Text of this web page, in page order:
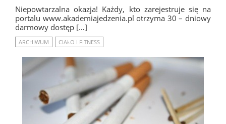
Niepowtarzalna okazja! Każdy, kto zarejestruje się na
portalu www.akademiajedzenia.pl otrzyma 30 – dniowy
darmowy dostęp […]
ARCHIWUM CIAŁO I FITNESS